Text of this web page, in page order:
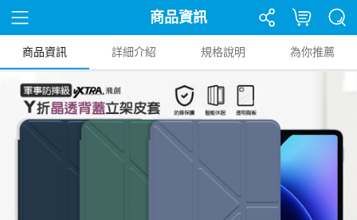
商品資訊
商品資訊 詳細介紹 規格說明 為你推薦